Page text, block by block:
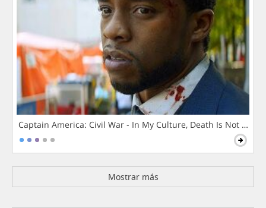
Captain America: Civil War - In My Culture, Death Is Not The
Mostrar más